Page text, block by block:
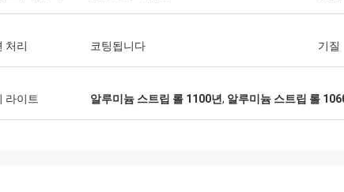
처리 코팅됩니다 기질
라이트 알루미늄 스트립 롤 1100년, 알루미늄 스트립 롤